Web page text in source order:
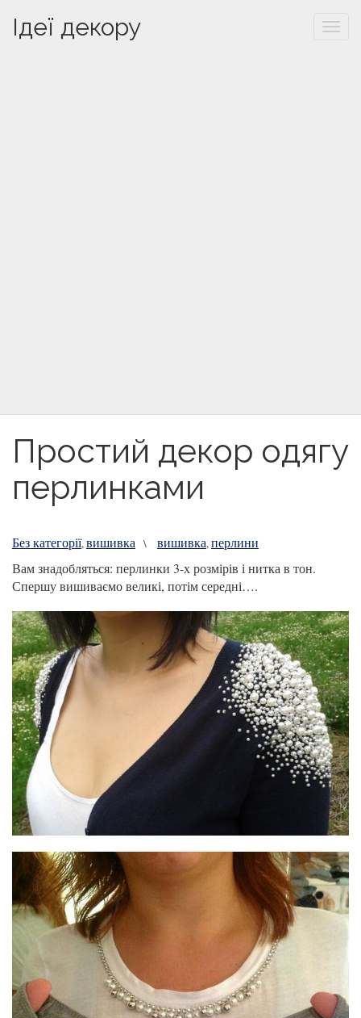
Ідеї декору
Простий декор одягу
перлинками
Без категорії,вишивка \ вишивка,перлини
Вам знадобляться: перлинки 3-х розмірів і нитка в тон.
Спершу вишиваємо великі, потім середні….